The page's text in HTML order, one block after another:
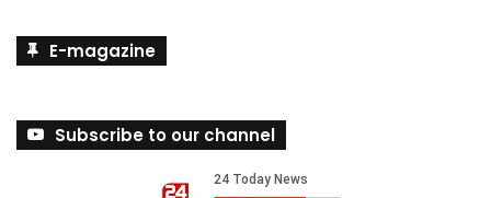
E-magazine
Subscribe to our channel